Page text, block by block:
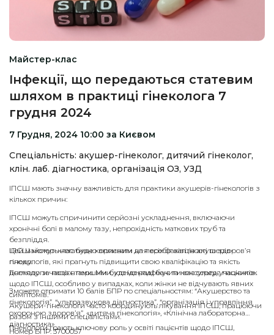
Майстер-клас
Інфекції, що передаються статевим
шляхом в практиці гінеколога 7
грудня 2024
7 Грудня, 2024 10:00 за Києвом
Спеціальність: акушер-гінеколог, дитячий гінеколог,
клін. лаб. діагностика, організація ОЗ, УЗД
ІПСШ мають значну важливість для практики акушерів-гінекологів з
кількох причин:
ІПСШ можуть спричинити серйозні ускладнення, включаючи
хронічні болі в малому тазу, непрохідність маткових труб та
безпліддя.
ІПСШ можуть негативно впливати на перебіг вагітності та здоров’я
плоду.
Гінекологи часто є першими, хто ідентифікує та консультує пацієнток
щодо ІПСШ, особливо у випадках, коли жінки не відчувають явних
симптомів.
Акушери-гінекологи часто координують лікування ІПСШ, працюючи
разом з іншими спеціалістами.
Гінекологи грають ключову роль у освіті пацієнтів щодо ІПСШ,
Цей майстер-клас буде корисним для всіх фахівців акушерів-
гінекологів, які прагнуть підвищити свою кваліфікацію та якість
догляду за пацієнтами. Ми будемо раді бачити вас серед учасників.
Зможете отримати 10 балів БПР по спеціальностям: “Акушерство та
гінекологія”, “ультразвукова діагностика”, “організація і управління
охороною здоров’я”, «дитяча гінекологія», «Клінічна лабораторна
діагностика»
Номер БПР: 3700057